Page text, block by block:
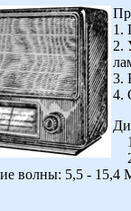
1.
2.
3.
4.
волны: 5,5 - 15,4